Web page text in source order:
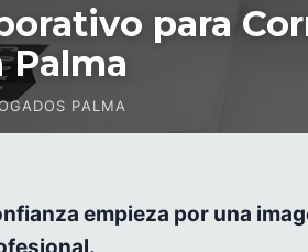
para
Palma
PALMA
empieza por una